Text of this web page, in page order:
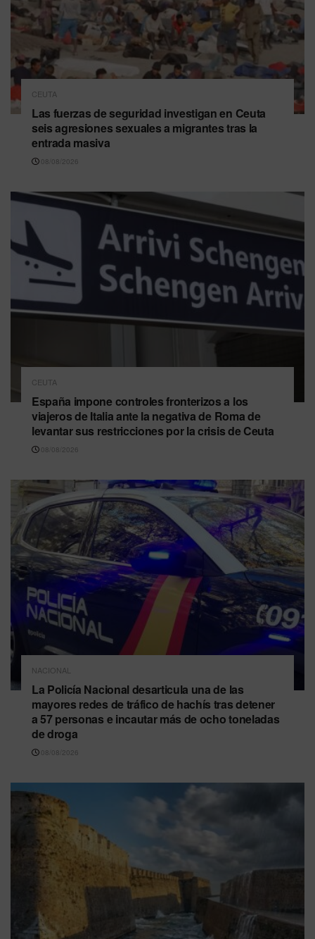
CEUTA
Las fuerzas de seguridad investigan en Ceuta
seis agresiones sexuales a migrantes tras la
entrada masiva
08/08/2026
CEUTA
España impone controles fronterizos a los
viajeros de Italia ante la negativa de Roma de
levantar sus restricciones por la crisis de Ceuta
08/08/2026
NACIONAL
La Policía Nacional desarticula una de las
mayores redes de tráfico de hachís tras detener
a 57 personas e incautar más de ocho toneladas
de droga
08/08/2026